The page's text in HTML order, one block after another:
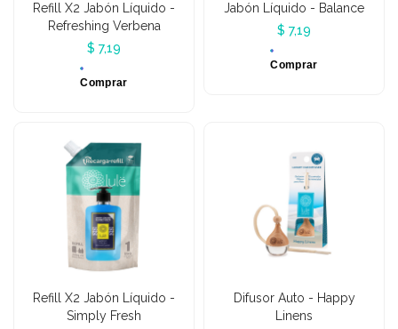
Refill X2 Jabón Líquido -
Refreshing Verbena
$ 7,19
Comprar
Jabón Líquido - Balance
$ 7,19
Comprar
Refill X2 Jabón Líquido -
Simply Fresh
Difusor Auto - Happy
Linens